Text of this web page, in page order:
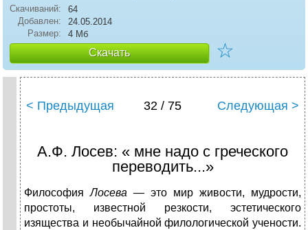
Скачиваний:
64
Добавлен:
24.05.2014
Размер:
4 Мб
Скачать ☆
< Предыдущая 32 / 75 Следующая >
А.Ф. Лосев: « мне надо с греческого
переводить...»
ФилософияЛосева — это мир живости, мудрости,
простоты, известной резкости, эстетического
изящест­ва и необычайной филологической учености.